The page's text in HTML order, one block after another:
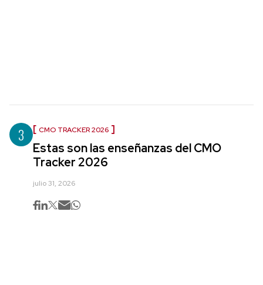
3 CMO TRACKER 2026
Estas son las enseñanzas del CMO
Tracker 2026
julio 31, 2026